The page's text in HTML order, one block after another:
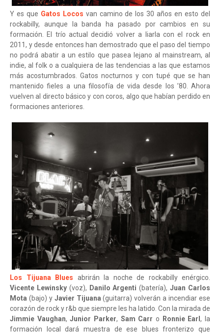
Y es que Gatos Locos van camino de los 30 años en esto del
rockabilly, aunque la banda ha pasado por cambios en su
formación. El trío actual decidió volver a liarla con el rock en
2011, y desde entonces han demostrado que el paso del tiempo
no podrá abatir a un estilo que pasea lejano al mainstream, al
indie, al folk o a cualquiera de las tendencias a las que estamos
más acostumbrados. Gatos nocturnos y con tupé que se han
mantenido fieles a una filosofía de vida desde los ’80. Ahora
vuelven al directo básico y con coros, algo que habían perdido en
formaciones anteriores.
Los Tijuana Blues abrirán la noche de rockabilly enérgico.
Vicente Lewinsky (voz), Danilo Argenti(batería),Juan Carlos
Mota (bajo) y Javier Tijuana (guitarra) volverán a incendiar ese
corazón de rock y r&b que siempre les ha latido. Con la mirada de
Jimmie Vaughan,Junior Parker, Sam Carro Ronnie Earl, la
formación local dará muestra de ese blues fronterizo que